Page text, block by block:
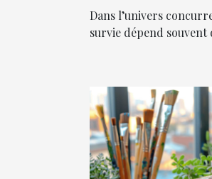
en entreprise
Dans l’univers
survie dépend souvent